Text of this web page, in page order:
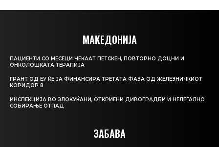
МАКЕДОНИЈА
ПАЦИЕНТИ СО МЕСЕЦИ ЧЕКААТ ПЕТСКЕН, ПОВТОРНО ДОЦНИ И
ОНКОЛОШКАТА ТЕРАПИЈА
ГРАНТ ОД ЕУ ЌЕ ЈА ФИНАНСИРА ТРЕТАТА ФАЗА ОД ЖЕЛЕЗНИЧКИОТ
КОРИДОР 8
ИНСПЕКЦИЈА ВО ЗЛОКУЌАНИ, ОТКРИЕНИ ДИВОГРАДБИ И НЕЛЕГАЛНО
СОБИРАЊЕ ОТПАД
ЗАБАВА